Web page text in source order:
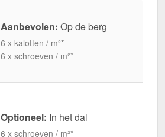
Aanbevolen: Op de berg
6 x kalotten / m²*
6 x schroeven / m²*
Optioneel: In het dal
6 x schroeven / m²*